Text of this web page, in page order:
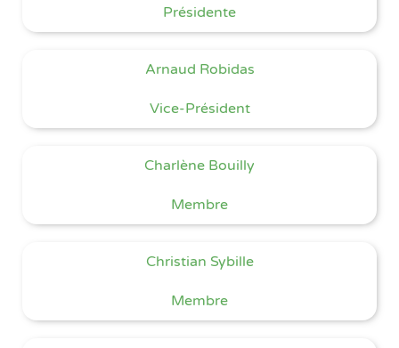
Présidente
Arnaud Robidas
Vice-Président
Charlène Bouilly
Membre
Christian Sybille
Membre